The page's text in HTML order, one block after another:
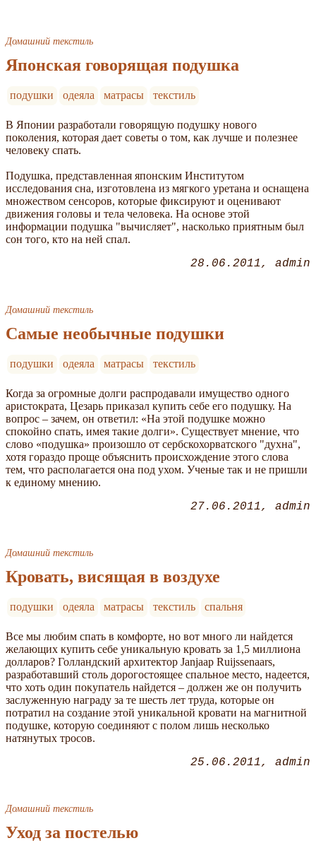
Домашний текстиль
Японская говорящая подушка
подушки одеяла матрасы текстиль
В Японии разработали говорящую подушку нового
поколения, которая дает советы о том, как лучше и полезнее
человеку спать.
Подушка, представленная японским Институтом
исследования сна, изготовлена из мягкого уретана и оснащена
множеством сенсоров, которые фиксируют и оценивают
движения головы и тела человека. На основе этой
информации подушка "вычисляет", насколько приятным был
сон того, кто на ней спал.
28.06.2011 admin
Домашний текстиль
Самые необычные подушки
подушки одеяла матрасы текстиль
Когда за огромные долги распродавали имущество одного
аристократа, Цезарь приказал купить себе его подушку. На
вопрос – зачем, он ответил: «На этой подушке можно
спокойно спать, имея такие долги». Существует мнение, что
слово «подушка» произошло от сербскохорватского "духна",
хотя гораздо проще объяснить происхождение этого слова
тем, что располагается она под ухом. Ученые так и не пришли
к единому мнению.
27.06.2011 admin
Домашний текстиль
Кровать, висящая в воздухе
подушки одеяла матрасы текстиль спальня
Все мы любим спать в комфорте, но вот много ли найдется
желающих купить себе уникальную кровать за 1,5 миллиона
долларов? Голландский архитектор Janjaap Ruijssenaars,
разработавший столь дорогостоящее спальное место, надеется,
что хоть один покупатель найдется – должен же он получить
заслуженную награду за те шесть лет труда, которые он
потратил на создание этой уникальной кровати на магнитной
подушке, которую соединяют с полом лишь несколько
натянутых тросов.
25.06.2011 admin
Домашний текстиль
Уход за постелью